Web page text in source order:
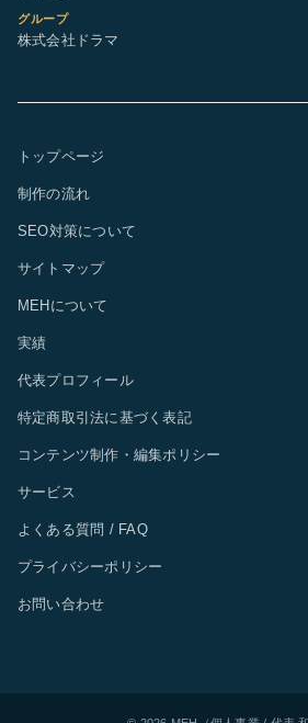
グループ
株式会社ドラマ
トップページ
制作の流れ
SEO対策について
サイトマップ
MEHについて
実績
代表プロフィール
特定商取引法に基づく表記
コンテンツ制作・編集ポリシー
サービス
よくある質問 / FAQ
プライバシーポリシー
お問い合わせ